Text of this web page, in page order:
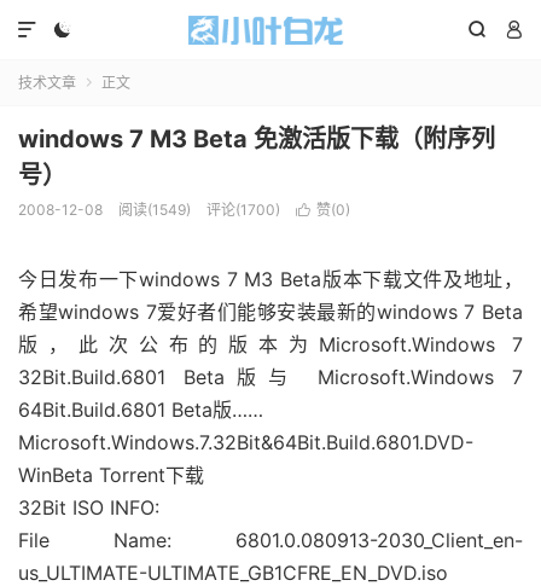
  

技术文章  正文
windows 7 M3 Beta 免激活版下载（附序列
号）
2008-12-08 阅读(1549) 评论(1700)  赞(0)
今日发布一下windows 7 M3 Beta版本下载文件及地址，
希望windows 7爱好者们能够安装最新的windows 7 Beta
版，此次公布的版本为Microsoft.Windows 7
32Bit.Build.6801 Beta版与 Microsoft.Windows 7
64Bit.Build.6801 Beta版……
Microsoft.Windows.7.32Bit&64Bit.Build.6801.DVD-
WinBeta Torrent下载
32Bit ISO INFO:
File Name: 6801.0.080913-2030_Client_en-
us_ULTIMATE-ULTIMATE_GB1CFRE_EN_DVD.iso